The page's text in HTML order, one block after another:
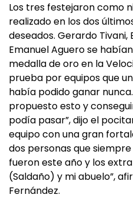
Los tres festejaron como
realizado en los dos
deseados. Gerardo Tivani,
Emanuel Aguero se
medalla de oro en la
prueba por equipos que
había podido ganar
propuesto esto y
podía pasar”, dijo el
equipo con una gran
dos personas que
fueron este año y los
(Saldaño) y mi abuelo”,
Fernández.